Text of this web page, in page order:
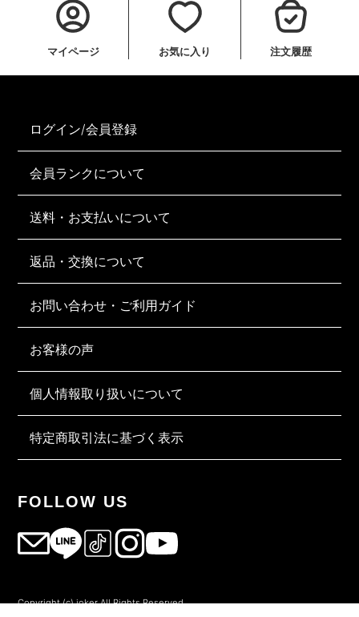
マイページ お気に入り 注文履歴
ログイン/会員登録
会員ランクについて
送料・お支払いについて
返品・交換について
お問い合わせ・ご利用ガイド
お客様の声
個人情報取り扱いについて
特定商取引法に基づく表示
FOLLOW US
Copyright (c) joker All Rights Reserved.